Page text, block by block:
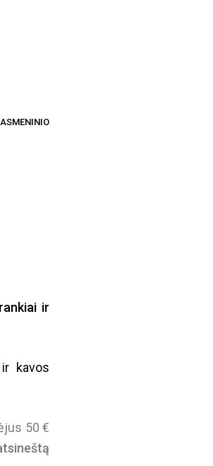
ir
kavos
50 €